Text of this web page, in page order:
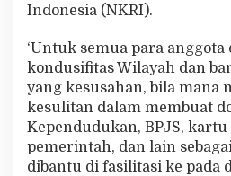
Indonesia (NKRI).
‘Untuk semua para anggota
kondusifitas Wilayah dan
yang kesusahan, bila mana
kesulitan dalam membuat
Kependudukan, BPJS,
pemerintah, dan lain
dibantu di fasilitasi ke pada